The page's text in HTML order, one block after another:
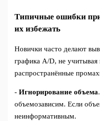
Типичные ошибки
их избежать
Новички часто делают
графика A/D, не учитывая
распространённые
-Игнорирование объема
объемозависим. Если
неинформативным.